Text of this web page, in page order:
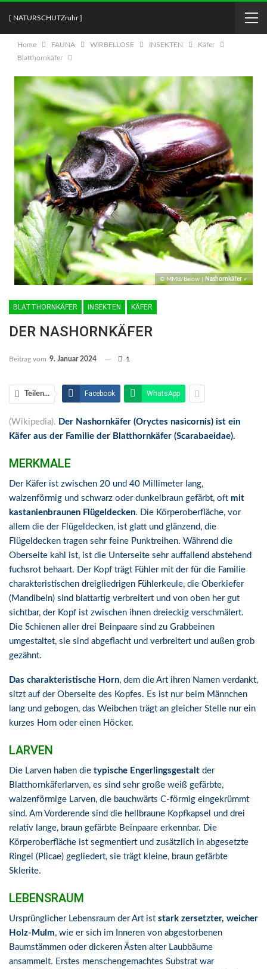
[ NATURSCHUTZruhr ]
Home FAUNA WIRBELLOSE INSEKTEN
Käfer
Blatthornkäfer
© MMB/Below | Nashornkäfer ♂
BLATTHORNKÄFER INSEKTEN KÄFER
DER NASHORNKÄFER
Beitrag vom 9. Januar 2024 1
Teilen... Facebook WhatsApp
(Wikipedia). Der Nashornkäfer (Oryctes nasicornis) ist ein
Käfer aus der Familie der Blatthornkäfer (Scarabaeidae).
MERKMALE
Der Käfer ist zwischen 20 und 40 Millimeter lang,
walzenförmig und schwarz oder dunkelbraun gefärbt, oft mit
kastanienbraunen Flügeldecken. Die Körperoberfläche, vor
allem die der Flügeldecken, ist glatt und glänzend, die
Flügeldecken tragen sehr feine Punktreihen. Während die
Oberseite kahl ist, ist die Unterseite sehr auffallend abstehend
fuchsrot behaart. Der Kopf trägt Fühler mit der für die Familie
charakteristischen dreigliedrigen Fühlerkeule, die Oberkiefer
(Mandibeln) sind blattartig verbreitert und von oben her gut
sichtbar, der Kopf ist zwischen ihnen dreieckig verschmälert.
Die Schienen aller drei Beinpaare sind zu Grabbeinen
umgestaltet, sie sind abgeflacht und verbreitert und außen grob
gezähnt.
Das charakteristische Horn, dem die Art ihren Namen verdankt,
sitzt auf der Oberseite des Kopfes. Es ist nur beim Männchen
lang und gebogen, das Weibchen trägt an gleicher Stelle nur ein
kurzes Horn oder einen Höcker.
LARVEN
Die Larven haben die typische Engerlingsgestalt der
Blatthornkäferlarven, es sind sehr große weiß gefärbte,
walzenförmige Larven, die bauchwärts C-förmig eingekrümmt
sind. Am Vorderende sind die hellbraune Kopfkapsel und drei
relativ lange, braun gefärbte Beinpaare erkennbar. Die
Körperoberfläche ist segmentiert und zusätzlich in abgesetzte
Ringel (Plicae) gegliedert, sie trägt kleine, braun gefärbte
Sklerite.
LEBENSRAUM
Ursprünglicher Lebensraum der Art ist stark zersetzter, weicher
Holz-Mulm, wie er sich im Inneren von abgestorbenen
Baumstämmen oder dickeren Ästen alter Laubbäume
ansammelt. Erstes menschengemachtes Substrat war